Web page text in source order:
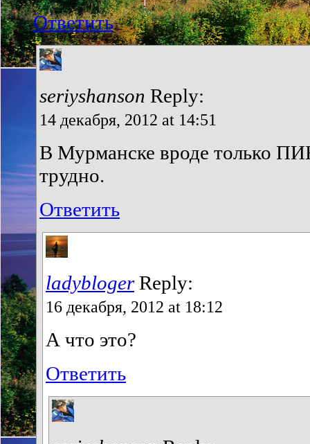
Ответить
seriyshanson Reply:
14 декабря, 2012 at 14:51
В Мурманске вроде только
трудно.
Ответить
ladyblogerReply:
16 декабря, 2012 at 18:12
А что это?
Ответить